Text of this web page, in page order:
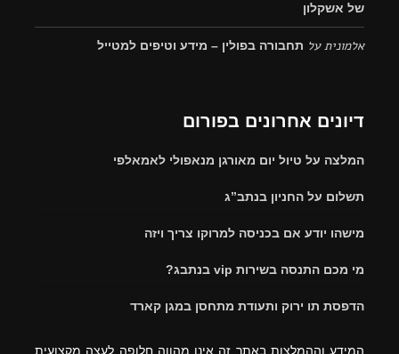
של אשקלון
אלמוניתעל תחבורה בפולין – מידע וטיפים למטייל
דיונים אחרונים בפורום
המלצה על טיול יום מאורגן מנאפולי לאמאלפי
תשלום על החניון בנתב”ג
מישהו יודע אם בכניסה למרוקו צריך ויזה
מי מכם התנסה בשירות vip בנתבג?
הדפסת תו ירוק ותעודת מתחסן במגן קארד
המידע וההמלצות באתר זה אינו מהווה חלופה לעצה מקצועית